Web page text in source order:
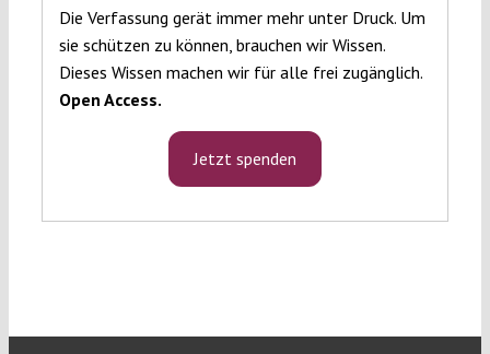
Die Verfassung gerät immer mehr unter Druck. Um
sie schützen zu können, brauchen wir Wissen.
Dieses Wissen machen wir für alle frei zugänglich.
Open Access.
Jetzt spenden